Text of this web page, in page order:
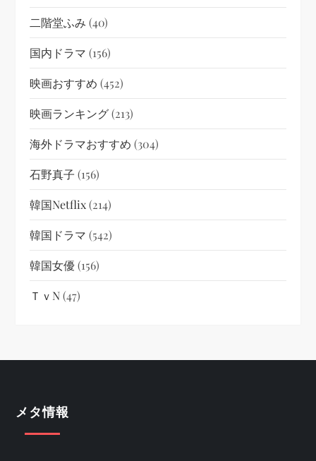
二階堂ふみ (40)
国内ドラマ (156)
映画おすすめ (452)
映画ランキング(213)
海外ドラマおすすめ (304)
石野真子 (156)
韓国netflix(214)
韓国ドラマ (542)
韓国女優(156)
ＴｖN(47)
メタ情報